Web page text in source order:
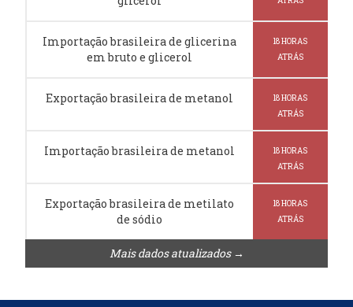
Importação brasileira de glicerina
em bruto e glicerol
18 HORAS
ATRÁS
Exportação brasileira de metanol
18 HORAS
ATRÁS
Importação brasileira de metanol
18 HORAS
ATRÁS
Exportação brasileira de metilato
de sódio
18 HORAS
ATRÁS
Mais dados atualizados →